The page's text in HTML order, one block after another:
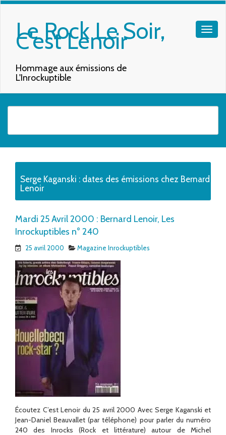
Le Rock Le Soir,
C'est Lenoir
Hommage aux émissions de
L'Inrockuptible
Serge Kaganski : dates des émissions chez Bernard
Lenoir
Mardi 25 Avril 2000 : Bernard Lenoir, Les
Inrockuptibles n° 240
25 avril 2000 Magazine Inrockuptibles
Écoutez C’est Lenoir du 25 avril 2000 Avec Serge Kaganski et
Jean-Daniel Beauvallet (par téléphone) pour parler du numéro
240 des Inrocks (Rock et littérature) autour de Michel